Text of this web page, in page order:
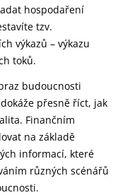
hospodaření
tzv.
výkazů – výkazu
toků.
budoucnosti
přesně říct, jak
Finančním
na základě
informací, které
různých scénářů